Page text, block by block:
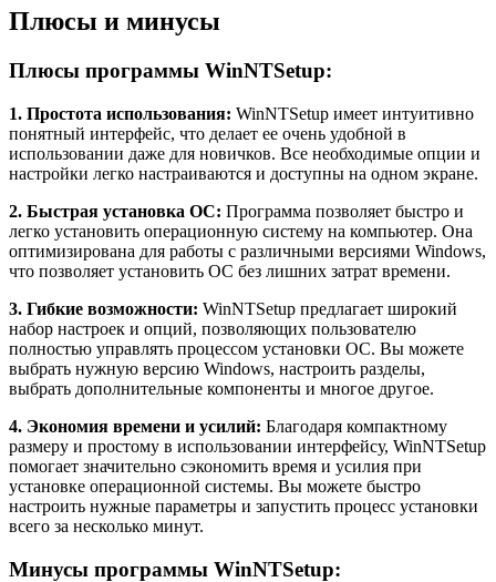
Плюсы и минусы
Плюсы программы WinNTSetup:
1. Простота использования: WinNTSetup имеет интуитивно
понятный интерфейс, что делает ее очень удобной в
использовании даже для новичков. Все необходимые опции и
настройки легко настраиваются и доступны на одном экране.
2. Быстрая установка ОС: Программа позволяет быстро и
легко установить операционную систему на компьютер. Она
оптимизирована для работы с различными версиями Windows,
что позволяет установить ОС без лишних затрат времени.
3. Гибкие возможности: WinNTSetup предлагает широкий
набор настроек и опций, позволяющих пользователю
полностью управлять процессом установки ОС. Вы можете
выбрать нужную версию Windows, настроить разделы,
выбрать дополнительные компоненты и многое другое.
4. Экономия времени и усилий: Благодаря компактному
размеру и простому в использовании интерфейсу, WinNTSetup
помогает значительно сэкономить время и усилия при
установке операционной системы. Вы можете быстро
настроить нужные параметры и запустить процесс установки
всего за несколько минут.
Минусы программы WinNTSetup: